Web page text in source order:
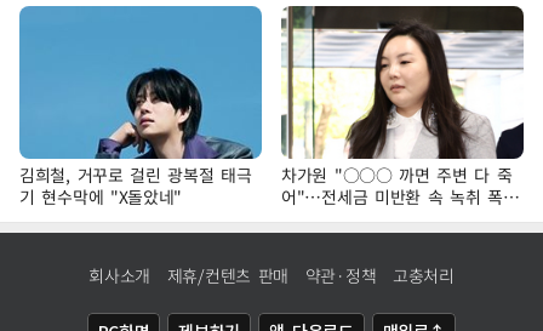
김희철, 거꾸로 걸린 광복절 태극
기 현수막에 "X돌았네"
차가원 "○○○ 까면 주변 다 죽
어"…전세금 미반환 속 녹취 폭로
파장
회사소개 제휴/컨텐츠 판매 약관·정책 고충처리